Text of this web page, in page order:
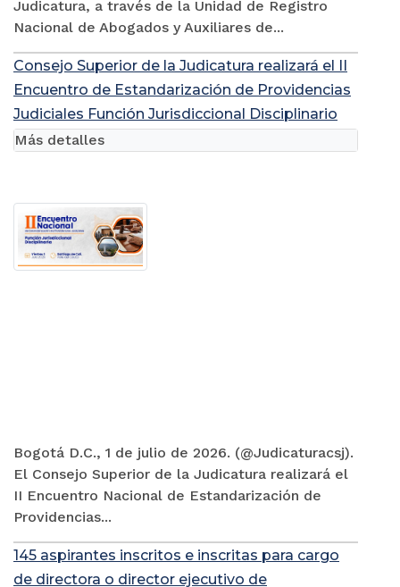
Judicatura, a través de la Unidad de Registro
Nacional de Abogados y Auxiliares de...
Consejo Superior de la Judicatura realizará el II
Encuentro de Estandarización de Providencias
Judiciales Función Jurisdiccional Disciplinario
Bogotá D.C., 1 de julio de 2026. (@Judicaturacsj).
El Consejo Superior de la Judicatura realizará el
II Encuentro Nacional de Estandarización de
Providencias...
Más detalles
145 aspirantes inscritos e inscritas para cargo
de directora o director ejecutivo de